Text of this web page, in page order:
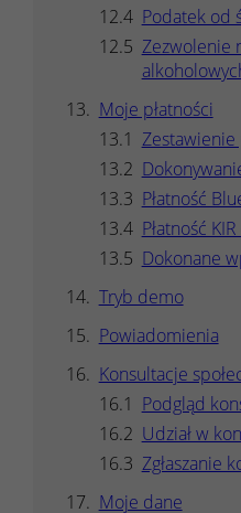
Podatek od
Zezwolenie
Moje płatności
Zestawienie
Płatność
Płatność
Dokonane
Tryb demo
Powiadomienia
Konsultacje
Podgląd
Udział w
Zgłaszanie
Moje dane